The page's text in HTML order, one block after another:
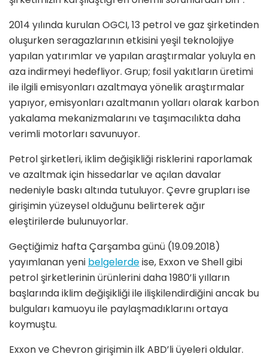
2014 yılında kurulan OGCI, 13 petrol ve gaz şirketinden
oluşurken seragazlarının etkisini yeşil teknolojiye
yapılan yatırımlar ve yapılan araştırmalar yoluyla en
aza indirmeyi hedefliyor. Grup; fosil yakıtların üretimi
ile ilgili emisyonları azaltmaya yönelik araştırmalar
yapıyor, emisyonları azaltmanın yolları olarak karbon
yakalama mekanizmalarını ve taşımacılıkta daha
verimli motorları savunuyor.
Petrol şirketleri, iklim değişikliği risklerini raporlamak
ve azaltmak için hissedarlar ve açılan davalar
nedeniyle baskı altında tutuluyor. Çevre grupları ise
girişimin yüzeysel olduğunu belirterek ağır
eleştirilerde bulunuyorlar.
Geçtiğimiz hafta Çarşamba günü (19.09.2018)
yayımlanan yeni belgelerdeise, Exxon ve Shell gibi
petrol şirketlerinin ürünlerini daha 1980’li yılların
başlarında iklim değişikliği ile ilişkilendirdiğini ancak bu
bulguları kamuoyu ile paylaşmadıklarını ortaya
koymuştu.
Exxon ve Chevron girişimin ilk ABD’li üyeleri oldular.